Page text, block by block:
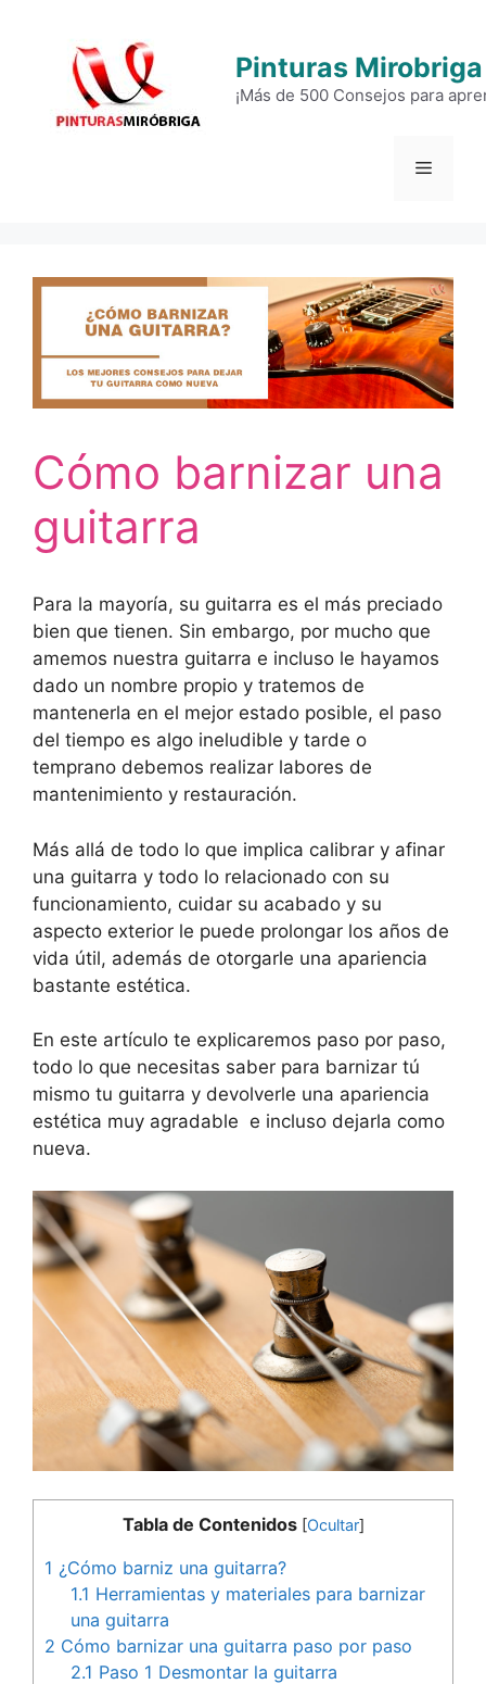
contenido
Pinturas
¡Más de 500 Consejos para
Menú
Cómo barnizar una
guitarra
Para la mayoría, su guitarra es el más preciado
bien que tienen. Sin embargo, por mucho que
amemos nuestra guitarra e incluso le hayamos
dado un nombre propio y tratemos de
mantenerla en el mejor estado posible, el paso
del tiempo es algo ineludible y tarde o
temprano debemos realizar labores de
mantenimiento y restauración.
Más allá de todo lo que implica calibrar y afinar
una guitarra y todo lo relacionado con su
funcionamiento, cuidar su acabado y su
aspecto exterior le puede prolongar los años de
vida útil, además de otorgarle una apariencia
bastante estética.
En este artículo te explicaremos paso por paso,
todo lo que necesitas saber para barnizar tú
mismo tu guitarra y devolverle una apariencia
estética muy agradable e incluso dejarla como
nueva.
Tabla de Contenidos [Ocultar]
1 ¿Cómo barniz una guitarra?
1.1 Herramientas y materiales para barnizar
una guitarra
2 Cómo barnizar una guitarra paso por paso
2.1 Paso 1 Desmontar la guitarra